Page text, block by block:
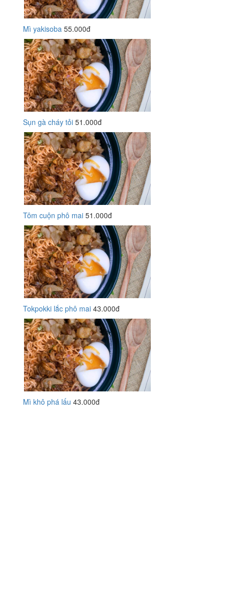
Mì yakisoba 55.000đ
Sụn gà cháy tỏi 51.000đ
Tôm cuộn phô mai 51.000đ
Tokpokki lắc phô mai 43.000đ
Mì khô phá lấu 43.000đ